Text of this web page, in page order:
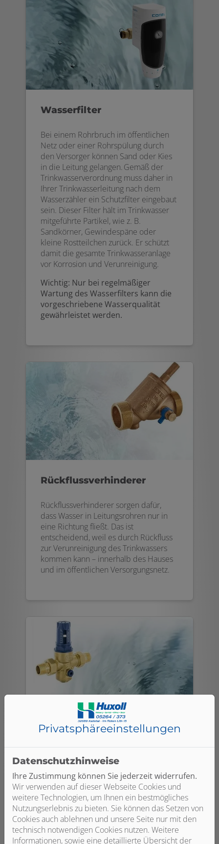
Wasserfilter
Bei einem Rohrbruch im öffentlichen
Netz oder einer Rohrspülung durch
den Versorger können Sand oder Kies
in die Leitung gelangen. Gemäß der
Trinkwasserverordnung muss daher in
Ihrer Trinkwasserleitung nach dem
Wasserzähler ein Schutzfilter eingebaut
sein. Dieser Filter hält im Trinkwasser
mitgeführte Partikel, wie z. B.
Sandkörner, Gewindespäne oder
kleine Rostteilchen zurück. Er schützt
damit die gesamte Trinkwasseranlage
vor Korrosion und Verunreinigung.
Wichtig: Nur bei regelmäßiger
Wartung des Wasserfilters kann die
vorgeschriebene Wasserqualität
gewährleistet werden.
Rückflussverhinderer
Rückflussverhinderer sorgen dafür,
dass Wasser in Leitungsrohren nur in
eine Richtung fließt. Das ist
entscheidend, weil es durch Rückfluss
zur Verunreinigung des Trinkwassers
kommen kann – innerhalb des Hauses
und im öffentlichen Versorgungsnetz.
Druckminderer
Durch Druckminderer wird es möglich,
den Trinkwasserdruck im Haus trotz
unterschiedlicher Drücke auf der
Eingangsseite auf ein gleichmäßiges
Niveau zu regeln. Ist der Druck zu hoch,
wirkt sich das negativ auf den
Wasserverbrauch und die
Geräuschentwicklung in den Armaturen
Privatsphäre­einstellungen
Datenschutzhinweise
Ihre Zustimmung können Sie jederzeit widerrufen.
Wir verwenden auf dieser Webseite Cookies und
weitere Technologien, um Ihnen ein bestmögliches
Nutzungserlebnis zu bieten. Sie können das Setzen von
Cookies auch ablehnen und unsere Seite nur mit den
technisch notwendigen Cookies nutzen. Weitere
Informationen, sowie eine detaillierte Übersicht der